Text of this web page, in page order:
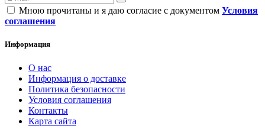
Мною прочитаны и я даю согласие с документом Условия
соглашения
Информация
О нас
Информация о доставке
Политика безопасности
Условия соглашения
Контакты
Карта сайта